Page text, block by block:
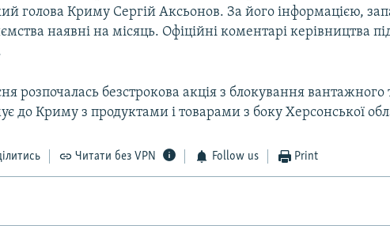
голова Криму Сергій Аксьонов. За його інформацією,
наявні на місяць. Офіційні коментарі керівництва
розпочалась безстрокова акція з блокування вантажного
до Криму з продуктами і товарами з боку Херсонської
Читати без VPN Follow us Print